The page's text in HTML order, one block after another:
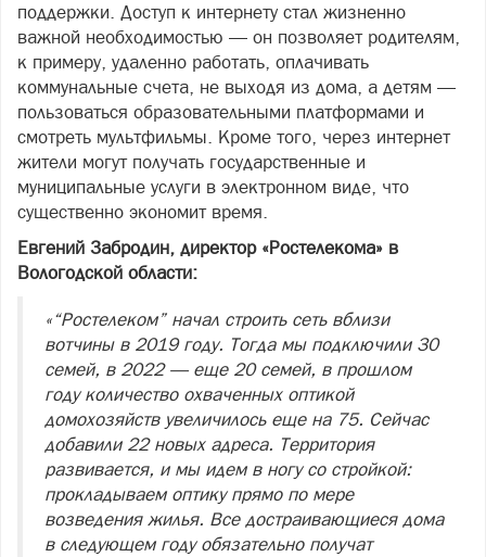
поддержки. Доступ к интернету стал жизненно
важной необходимостью — он позволяет родителям,
к примеру, удаленно работать, оплачивать
коммунальные счета, не выходя из дома, а детям —
пользоваться образовательными платформами и
смотреть мультфильмы. Кроме того, через интернет
жители могут получать государственные и
муниципальные услуги в электронном виде, что
существенно экономит время.
Евгений Забродин, директор «Ростелекома» в
Вологодской области:
«“Ростелеком” начал строить сеть вблизи
вотчины в 2019 году. Тогда мы подключили 30
семей, в 2022 — еще 20 семей, в прошлом
году количество охваченных оптикой
домохозяйств увеличилось еще на 75. Сейчас
добавили 22 новых адреса. Территория
развивается, и мы идем в ногу со стройкой:
прокладываем оптику прямо по мере
возведения жилья. Все достраивающиеся дома
в следующем году обязательно получат